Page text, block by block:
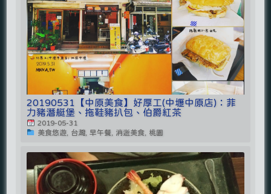
20190531【中原美食】好厚工(中壢中原店)：菲
力豬潛艇堡、拖鞋豬扒包、伯爵紅茶
2019-05-31
美食悠遊, 台灣, 早午餐, 消逝美食, 桃園